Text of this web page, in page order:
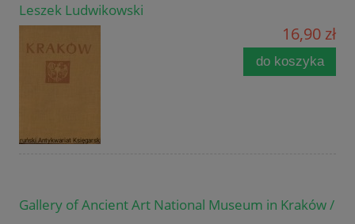
Leszek Ludwikowski
16,90 zł
do koszyka
Gallery of Ancient Art National Museum in Kraków /